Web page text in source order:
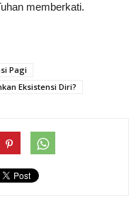
memberkati.
Pagi
Eksistensi Diri?